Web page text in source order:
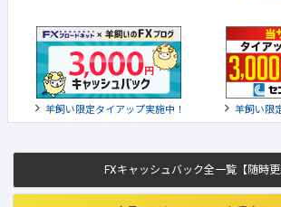
FXキャッシュバック全一覧【随時更
羊飼い限定タイアップ実施中！ 羊飼い限